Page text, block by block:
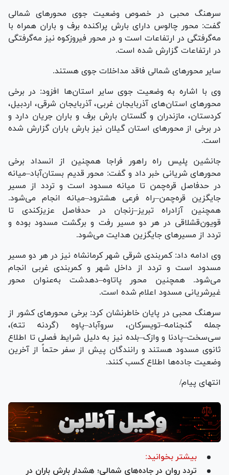
سرهنگ محبی در خصوص وضعیت جوی محور‌های شمالی
گفت: محور چالوس دارای بارش پراکنده برف و باران همراه با
مه‌گرفتگی در ارتفاعات است و در محور فیروزکوه نیز مه‌گرفتگی
در ارتفاعات گزارش شده است.
سایر محور‌های شمالی فاقد مداخلات جوی هستند.
وی با اشاره به وضعیت جوی سایر استان‌ها افزود: در برخی
محور‌های استان‌های آذربایجان غربی، آذربایجان شرقی، اردبیل،
کردستان، مازندران و گلستان بارش برف و باران جریان دارد و
در برخی از محور‌های استان گیلان نیز بارش باران گزارش شده
است.
جانشین پلیس راه راهور فراجا همچنین از انسداد برخی
محور‌های شریانی خبر داد و گفت: محور قدیم بستان‌آباد–میانه
در حدفاصل قره‌چمن تا میانه مسدود است و تردد از مسیر
جایگزین قره‌چمن–راه فرعی هشترود–میانه انجام می‌شود.
همچنین آزادراه تبریز–زنجان در حدفاصل عزیزکندی تا
قویون‌قشلاقی در هر دو مسیر رفت و برگشت مسدود بوده و
تردد از مسیر‌های جایگزین هدایت می‌شود.
وی ادامه داد: کمربندی شرقی شهر کرمانشاه نیز در هر دو مسیر
مسدود است و تردد از داخل شهر و کمربندی غربی انجام
می‌شود. همچنین محور پاتاوه–دهدشت به‌عنوان محور
غیرشریانی مسدود اعلام شده است.
سرهنگ محبی در پایان خاطرنشان کرد: برخی محور‌های کشور از
جمله گنجنامه–تویسرکان، سروآباد–پاوه (گردنه تته)،
سی‌سخت–پادنا و وازک–بلده نیز به دلیل شرایط فصلی تا اطلاع
ثانوی مسدود هستند و رانندگان پیش از سفر حتماً از آخرین
وضعیت جاده‌ها اطلاع کسب کنند.
انتهای پیام/
بیشتر بخوانید:
تردد روان در جاده‌های شمالی؛ هشدار بارش باران در